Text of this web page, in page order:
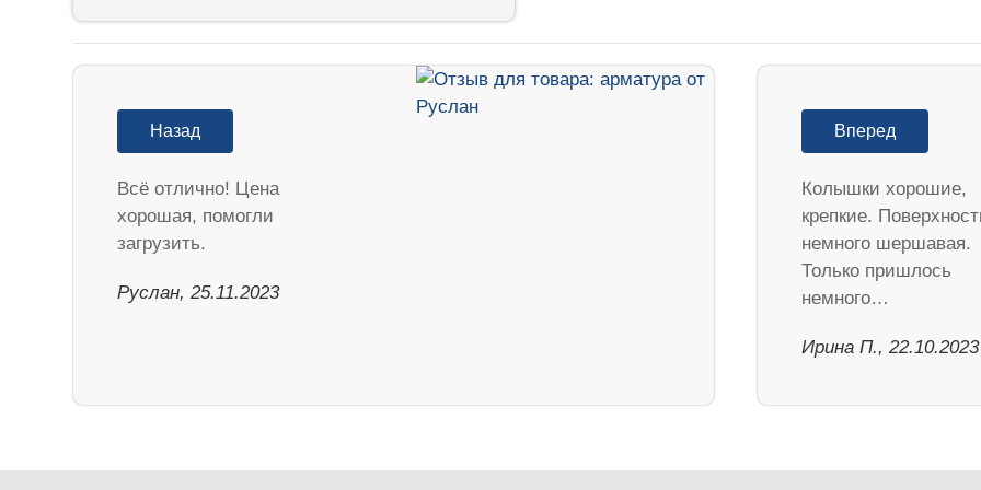
Назад
Всё отлично! Цена
хорошая, помогли
загрузить.
Руслан, 25.11.2023
Вперед
Колышки хорошие,
крепкие.
немного шершавая.
Только пришлось
немного…
Ирина П., 22.10.2023